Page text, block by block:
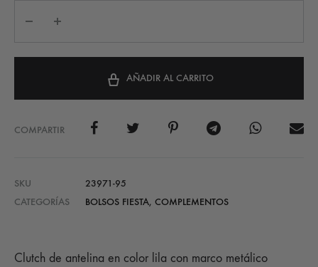
AÑADIR AL CARRITO
COMPARTIR
SKU
23971-95
CATEGORÍAS
BOLSOS FIESTA, COMPLEMENTOS
Clutch de antelina en color lila con marco metálico